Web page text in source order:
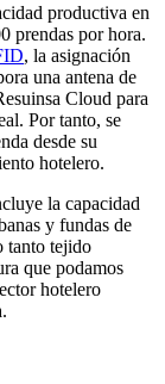
productiva en
prendas por hora.
, la asignación
una antena de
Cloud para
Por tanto, se
desde su
hotelero.
la capacidad
y fundas de
tanto tejido
que podamos
hotelero